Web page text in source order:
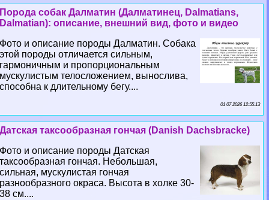
Порода собак Далматин (Далматинец, Dalmatians,
Dalmatian): описание, внешний вид, фото и видео
Фото и описание породы Далматин. Собака
этой породы отличается сильным,
гармоничным и пропорциональным
мускулистым телосложением, вынослива,
способна к длительному бегу....
01 07 2026 12:55:13
Датская таксообразная гончая (Danish Dachsbracke)
Фото и описание породы Датская
таксообразная гончая. Небольшая,
сильная, мускулистая гончая
разнообразного окраса. Высота в холке 30-
38 см....